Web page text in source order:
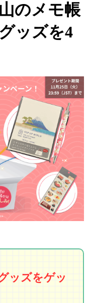
のメモ帳
ッズを4
ッズをゲッ